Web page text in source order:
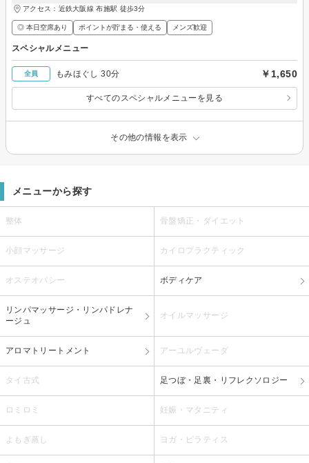
アクセス：近鉄大阪線 布施駅 徒歩3分
◎ 本日空席あり ポイントが貯まる・使える メンズ歓迎
スペシャルメニュー
全員 もみほぐし 30分 ￥1,650
すべてのスペシャルメニューを見る
その他の情報を表示
メニューから探す
整体 骨盤矯正・ダイエット
小顔マッサージ カイロプラクティック
オステオパシー ボディケア
リンパマッサージ・リンパドレナ
ージュ
オイルマッサージ
アロマトリートメント アーユルヴェーダ
タイ古式 足つぼ・足裏・リフレクソロジー
ロミロミ 妊娠・マタニティ
よもぎ蒸し ヨガ・ピラティス